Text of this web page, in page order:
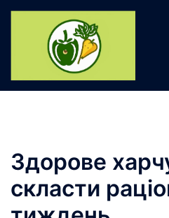
Перейти
Здорове
скласти